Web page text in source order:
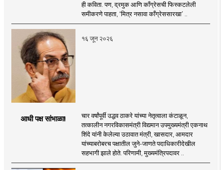
ही कविता. पण, द्रमुक आणि काँग्रेसची फिस्कटलेली
समीकरणे पाहता, ‘मित्र नसावा काँग्रेससारखा’ ..
१६ जून २०२६
आधी पक्ष सांभाळा!
चार वर्षांपूर्वी उद्धव ठाकरे यांच्या नेतृत्वाला कंटाळून,
तत्कालीन नगरविकासमंत्री विद्यमान उपमुख्यमंत्री एकनाथ
शिंदे यांनी केलेल्या उठावात मंत्री, खासदार, आमदार
यांच्याबरोबरच पक्षातील जुने-जाणते पदाधिकारीदेखील
सहभागी झाले होते. परिणामी, मुख्यमंत्रिपदावर ..